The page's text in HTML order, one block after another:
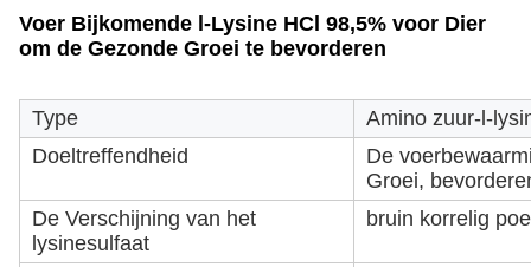
Voer Bijkomende l-Lysine HCl 98,5% voor Dier
om de Gezonde Groei te bevorderen
Type
Amino zuur-l-
Doeltreffendheid
De
Groei,
De Verschijning van het
lysinesulfaat
bruin korrelig